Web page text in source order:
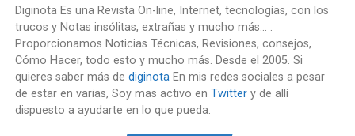
Diginota Es una Revista On-line, Internet, tecnologías, con los
trucos y Notas insólitas, extrañas y mucho más... .
Proporcionamos Noticias Técnicas, Revisiones, consejos,
Cómo Hacer, todo esto y mucho más. Desde el 2005. Si
quieres saber más de diginotaEn mis redes sociales a pesar
de estar en varias, Soy mas activo en Twittery de allí
dispuesto a ayudarte en lo que pueda.